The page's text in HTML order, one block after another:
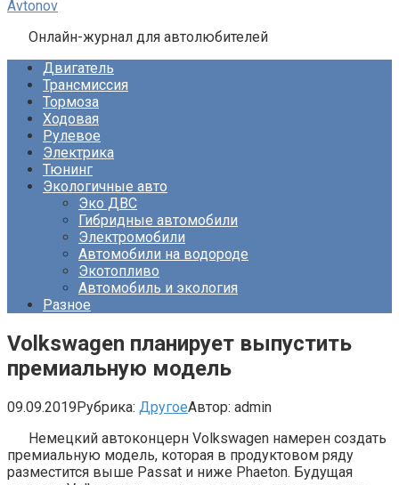
Avtonov
Онлайн-журнал для автолюбителей
Двигатель
Трансмиссия
Тормоза
Ходовая
Рулевое
Электрика
Тюнинг
Экологичные авто
Эко ДВС
Гибридные автомобили
Электромобили
Автомобили на водороде
Экотопливо
Автомобиль и экология
Разное
Volkswagen планирует выпустить
премиальную модель
09.09.2019Рубрика: ДругоеАвтор: admin
Немецкий автоконцерн Volkswagen намерен создать
премиальную модель, которая в продуктовом ряду
разместится выше Passat и ниже Phaeton. Будущая